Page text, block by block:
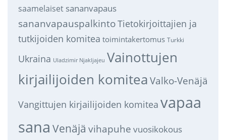
saamelaiset sananvapaus
sananvapauspalkintoTietokirjoittajien ja
tutkijoiden komitea toimintakertomus Turkki
Ukraina Uladzimir Njakljajeu Vainottujen
kirjailijoiden komitea Valko-Venäjä
Vangittujen kirjailijoiden komitea vapaa
sana Venäjä vihapuhe vuosikokous